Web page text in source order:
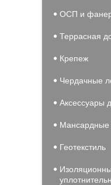
ОСП и
Террасная
Крепеж
Чердачные
Аксессуары
Мансардные
Геотекстиль